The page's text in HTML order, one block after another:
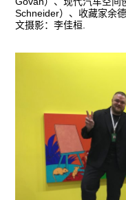
Schneider）、收藏家余
文摄影：李佳桓.